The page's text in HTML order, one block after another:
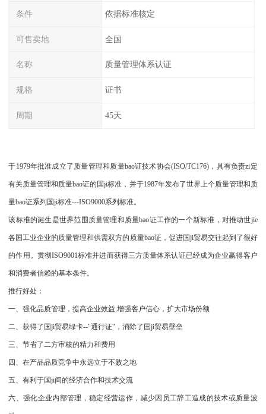
条件 依据标准核定
可售卖地 全国
名称 质量管理体系认证
规格 证书
周期 45天
于1979年批准成立了质量管理和质量bao证技术协会(ISO/TC176)，具有负责zi定
有关质量管理和质量bao证的国ji标准，并于1987年发布了世界上个质量管理和质
量bao证系列国ji标准---ISO9000系列标准。
该标准的诞生是世界范围质量管理和质量bao证工作的一个新标准，对推动世jie
各国工业企业的质量管理和供需双方的质量bao证，促进国ji贸易交往起到了很好
的作用。贯彻ISO9001标准并进而获得三方质量体系认证已经成为企业赢得客户
和消费者信赖的基本条件。
推行好处：
一、强化品质管理，提高企业效益;增强客户信心，扩大市场份额
二、获得了国ji贸易绿卡--"通行证"，消除了国ji贸易壁垒
三、节省了二方审核的精力和费用
四、在产品品质竞争中永远立于不败之地
五、有利于国ji间的经济合作和技术交流
六、强化企业内部管理，稳定经营运作，减少因员工辞工造成的技术或质量波